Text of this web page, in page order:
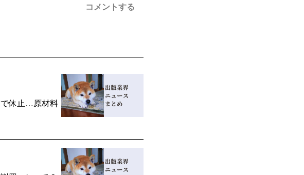
コメントする
で休止…原材料